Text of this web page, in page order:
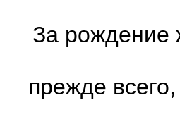
За рождение
прежде